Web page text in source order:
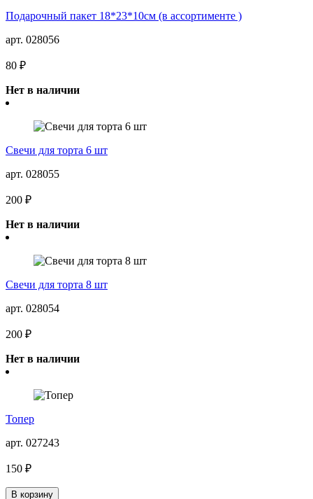
Подарочный пакет 18*23*10см (в ассортименте )
арт. 028056
80 ₽
Нет в наличии
Свечи для торта 6 шт
арт. 028055
200 ₽
Нет в наличии
Свечи для торта 8 шт
арт. 028054
200 ₽
Нет в наличии
Топер
арт. 027243
150 ₽
В корзину